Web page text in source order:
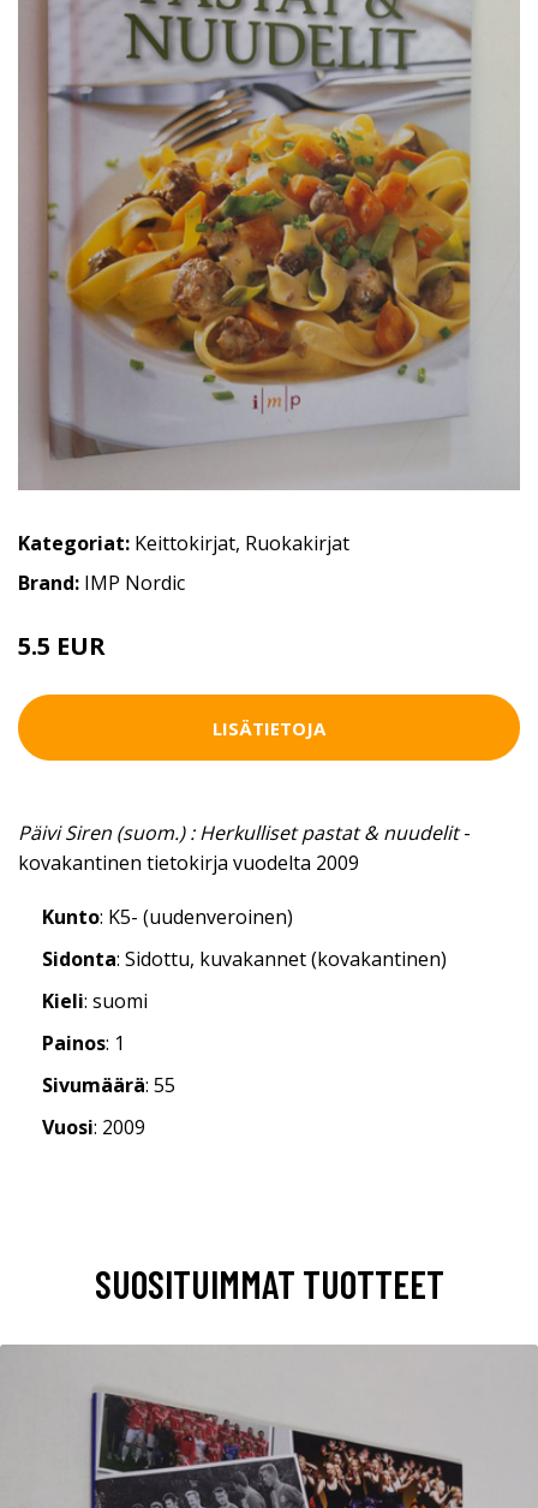
Kategoriat: Keittokirjat, Ruokakirjat
Brand: IMP Nordic
5.5 EUR
LISÄTIETOJA
Päivi Siren (suom.) : Herkulliset pastat & nuudelit-
kovakantinen tietokirja vuodelta 2009
Kunto: K5- (uudenveroinen)
Sidonta: Sidottu, kuvakannet (kovakantinen)
Kieli: suomi
Painos: 1
Sivumäärä: 55
Vuosi: 2009
SUOSITUIMMAT TUOTTEET